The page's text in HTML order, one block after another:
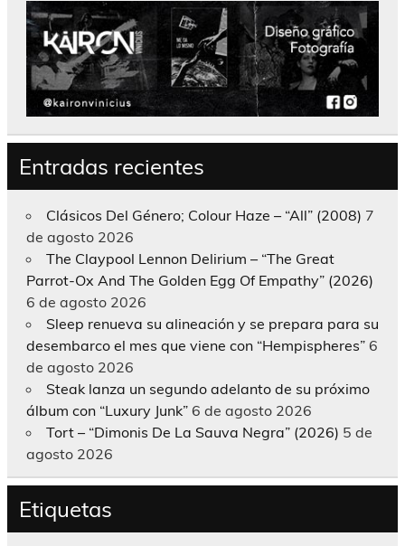
Entradas recientes
Clásicos Del Género; Colour Haze – “All” (2008) 7
de agosto 2026
The Claypool Lennon Delirium – “The Great
Parrot-Ox And The Golden Egg Of Empathy” (2026)
6 de agosto 2026
Sleep renueva su alineación y se prepara para su
desembarco el mes que viene con “Hempispheres” 6
de agosto 2026
Steak lanza un segundo adelanto de su próximo
álbum con “Luxury Junk” 6 de agosto 2026
Tort – “Dimonis De La Sauva Negra” (2026) 5 de
agosto 2026
Etiquetas